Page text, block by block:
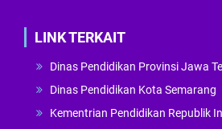
LINK TERKAIT
Dinas Pendidikan Provinsi Jawa
Dinas Pendidikan Kota Semarang
Kementrian Pendidikan Republik